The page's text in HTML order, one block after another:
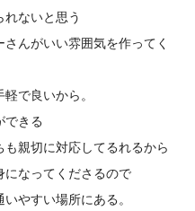
ないと思う
んがいい雰囲気を作ってく
で良いから。
できる
親切に対応してるれるから
になってくださるので
やすい場所にある。